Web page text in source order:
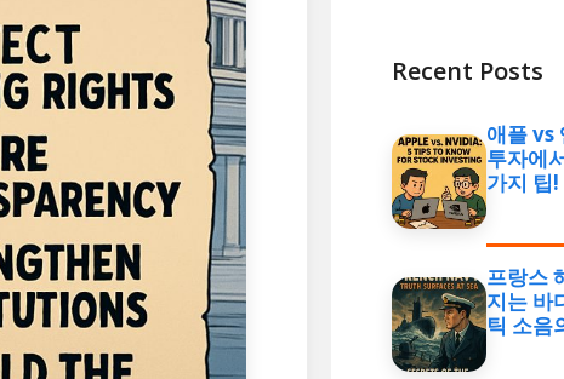
Recent Posts
애플 vs
투자에
가지 팁!
프랑스
지는 바
틱 소음